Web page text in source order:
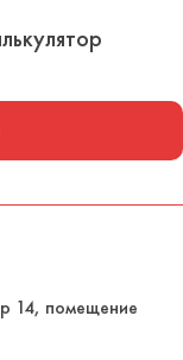
14, помещение